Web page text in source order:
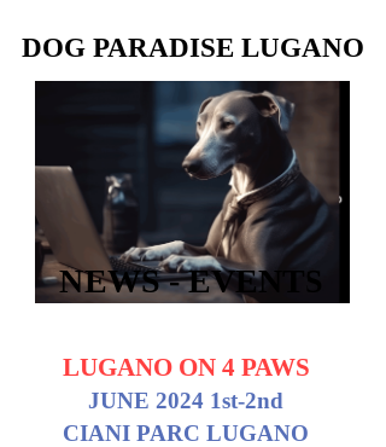
DOG PARADISE LUGANO
DOG PARADISE LUGANO
NEWS - EVENTS
NEWS - EVENTS
LUGANO ON 4 PAWS
JUNE 2024 1st-2nd
CIANI PARC LUGANO